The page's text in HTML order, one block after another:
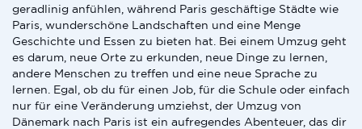
geradlinig anfühlen, während Paris geschäftige Städte wie
Paris, wunderschöne Landschaften und eine Menge
Geschichte und Essen zu bieten hat. Bei einem Umzug geht
es darum, neue Orte zu erkunden, neue Dinge zu lernen,
andere Menschen zu treffen und eine neue Sprache zu
lernen. Egal, ob du für einen Job, für die Schule oder einfach
nur für eine Veränderung umziehst, der Umzug von
Dänemark nach Paris ist ein aufregendes Abenteuer, das dir